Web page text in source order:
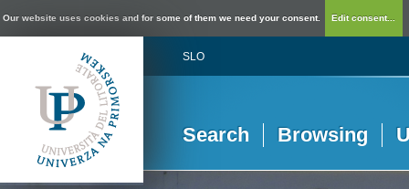
Our website uses cookies and for some of them we need your consent. Edit consent...
SLO
Search Browsing